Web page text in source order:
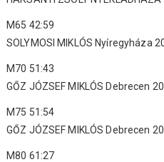
M65 42:59
SOLYMOSI MIKLÓS Nyíregyháza
M70 51:43
GŐZ JÓZSEF MIKLÓS Debrecen
M75 51:54
GŐZ JÓZSEF MIKLÓS Debrecen
M80 61:27